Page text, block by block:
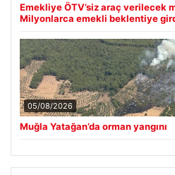
Emekliye ÖTV’siz araç verilecek
Milyonlarca emekli beklentiye
05/08/2026
Muğla Yatağan’da orman yangını